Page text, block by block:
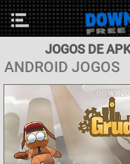
JOGOS DE
ANDROID JOGOS